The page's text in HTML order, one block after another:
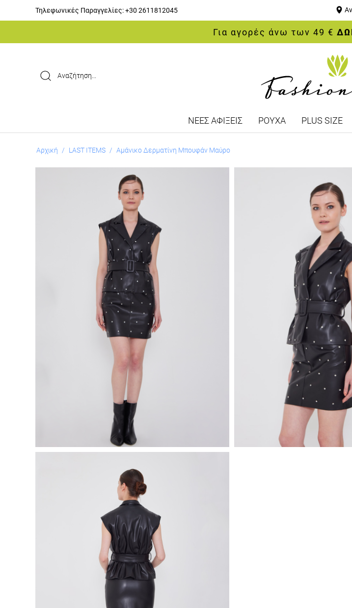
Τηλεφωνικές Παραγγελίες:+30 2611812045
Για αγορές άνω των 49 €
ΝΕΕΣ ΑΦΙΞΕΙΣ ΡΟΥΧΑ PLUS SIZE
Αρχική / LAST ITEMS / Αμάνικο Δερματίνη Μπουφάν Μαύρο